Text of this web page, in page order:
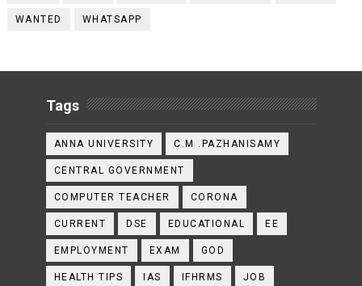
WANTED WHATSAPP
Tags
ANNA UNIVERSITY C.M .PAZHANISAMY
CENTRAL GOVERNMENT
COMPUTER TEACHER CORONA
CURRENT DSE EDUCATIONAL EE
EMPLOYMENT EXAM GOD
HEALTH TIPS IAS IFHRMS JOB